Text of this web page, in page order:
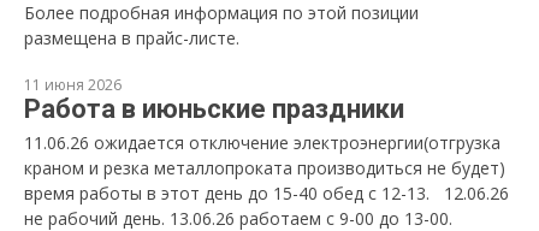
Более подробная информация по этой позиции
размещена в прайс-листе.
11 июня 2026
Работа в июньские праздники
11.06.26 ожидается отключение электроэнергии(отгрузка
краном и резка металлопроката производиться не будет)
время работы в этот день до 15-40 обед с 12-13. 12.06.26
не рабочий день. 13.06.26 работаем с 9-00 до 13-00.